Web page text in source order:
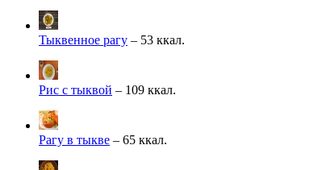
Тыквенное рагу – 53 ккал.
Рис с тыквой – 109 ккал.
Рагу в тыкве – 65 ккал.